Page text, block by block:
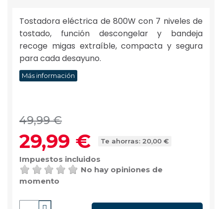
Tostadora eléctrica de 800W con 7 niveles de
tostado, función descongelar y bandeja
recoge migas extraíble, compacta y segura
para cada desayuno.
Más información
49,99 €
29,99 € Te ahorras: 20,00 €
Impuestos incluidos
No hay opiniones de
momento